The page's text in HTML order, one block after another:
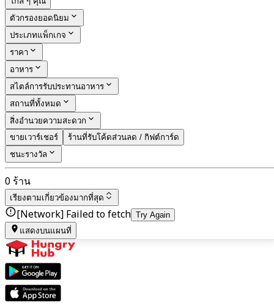
ตัวกรองยอดนิยม
ประเภทแพ็กเกจ
ราคา
อาหาร
สไตล์การรับประทานอาหาร
สถานที่ทั้งหมด
สิ่งอำนวยความสะดวก
ขายเวาร์เชอร์
ร้านที่รับโค้ดส่วนลด / กิฟต์การ์ด
ชนะรางวัล
0 ร้าน
เรียงตามเกี่ยวข้องมากที่สุด
[Network] Failed to fetch Try Again
แสดงบนแผนที่